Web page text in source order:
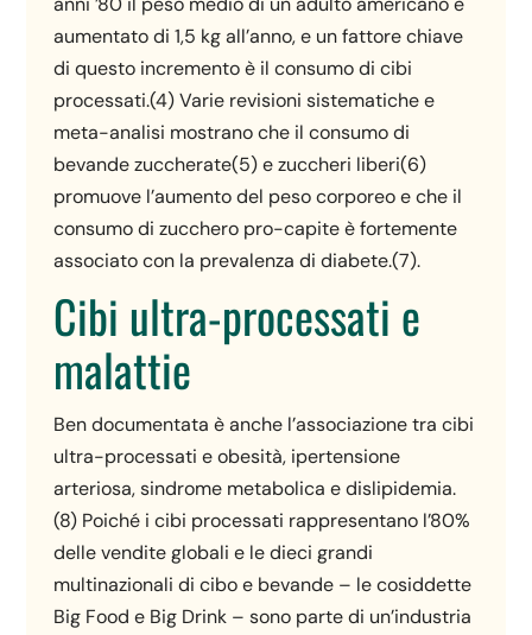
aumentato di 1,5 kg all’anno, e un fattore chiave
di questo incremento è il consumo di cibi
processati.(4) Varie revisioni sistematiche e
meta-analisi mostrano che il consumo di
bevande zuccherate(5) e zuccheri liberi(6)
promuove l’aumento del peso corporeo e che il
consumo di zucchero pro-capite è fortemente
associato con la prevalenza di diabete.(7).
Cibi ultra-processati e
malattie
Ben documentata è anche l’associazione tra cibi
ultra-processati e obesità, ipertensione
arteriosa, sindrome metabolica e dislipidemia.
(8) Poiché i cibi processati rappresentano l’80%
delle vendite globali e le dieci grandi
multinazionali di cibo e bevande – le cosiddette
Big Food e Big Drink – sono parte di un’industria